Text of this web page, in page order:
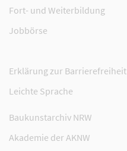
Fort- und Weiterbildung
Jobbörse
Erklärung zur Barrierefreiheit
Leichte Sprache
Baukunstarchiv NRW
Akademie der AKNW